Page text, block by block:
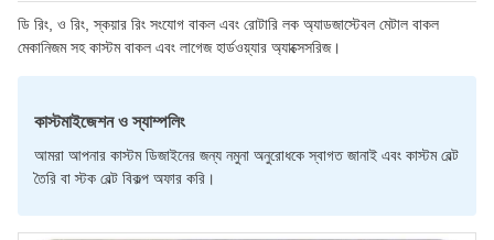
ডি রিং, ও রিং, স্কয়ার রিং সংযোগ বাকল এবং রোটারি লক অ্যাডজাস্টেবল মেটাল বাকল
মেকানিজম সহ কাস্টম বাকল এবং লাগেজ হার্ডওয়্যার অ্যাক্সেসরিজ।
কাস্টমাইজেশন ও স্যাম্পলিং
আমরা আপনার কাস্টম ডিজাইনের জন্য নমুনা অনুরোধকে স্বাগত জানাই এবং কাস্টম বেল্ট
তৈরি বা স্টক বেল্ট বিকল্প অফার করি।